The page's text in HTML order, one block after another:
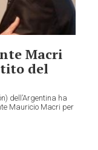
Macri
del
dell’Argentina ha
Mauricio Macri per